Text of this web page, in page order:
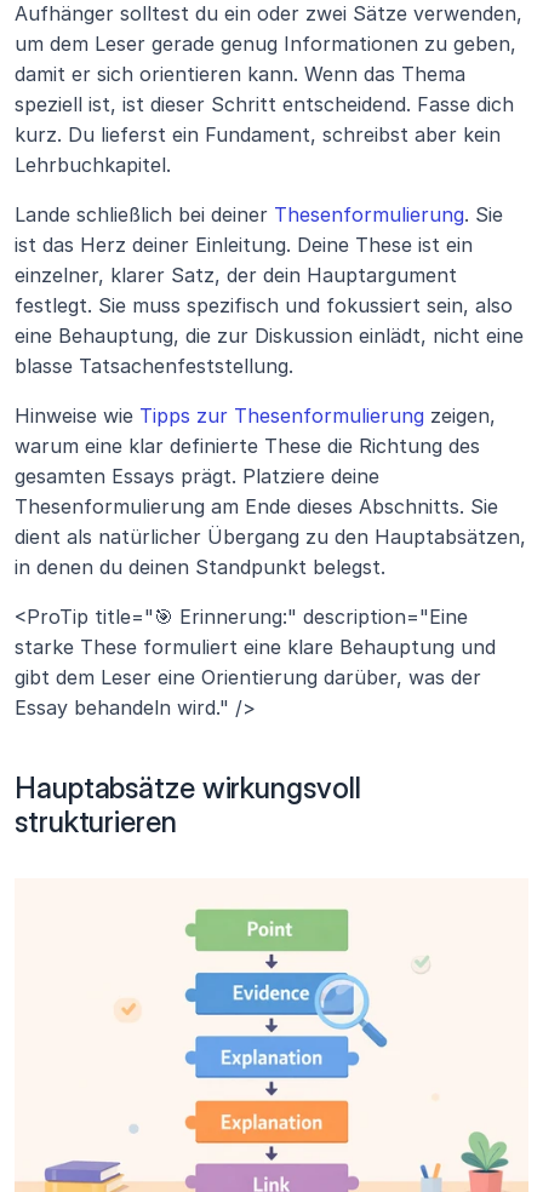
Aufhänger solltest du ein oder zwei Sätze verwenden,
um dem Leser gerade genug Informationen zu geben,
damit er sich orientieren kann. Wenn das Thema
speziell ist, ist dieser Schritt entscheidend. Fasse dich
kurz. Du lieferst ein Fundament, schreibst aber kein
Lehrbuchkapitel.
Lande schließlich bei deiner Thesenformulierung. Sie
ist das Herz deiner Einleitung. Deine These ist ein
einzelner, klarer Satz, der dein Hauptargument
festlegt. Sie muss spezifisch und fokussiert sein, also
eine Behauptung, die zur Diskussion einlädt, nicht eine
blasse Tatsachenfeststellung.
Hinweise wie Tipps zur Thesenformulierung zeigen,
warum eine klar definierte These die Richtung des
gesamten Essays prägt. Platziere deine
Thesenformulierung am Ende dieses Abschnitts. Sie
dient als natürlicher Übergang zu den Hauptabsätzen,
in denen du deinen Standpunkt belegst.
<ProTip title="🎯 Erinnerung:" description="Eine
starke These formuliert eine klare Behauptung und
gibt dem Leser eine Orientierung darüber, was der
Essay behandeln wird." />
Hauptabsätze wirkungsvoll
strukturieren